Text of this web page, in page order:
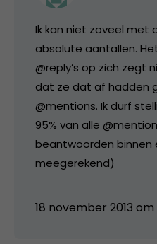
Ik kan niet zoveel met
absolute aantallen.
@reply’s op zich zegt
dat ze dat af hadden
@mentions. Ik durf
95% van alle
beantwoorden binnen
meegerekend)
18 november 2013 om